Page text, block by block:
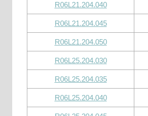
R06L21.204.040
R06L21.204.045
R06L21.204.050
R06L25.204.030
R06L25.204.035
R06L25.204.040